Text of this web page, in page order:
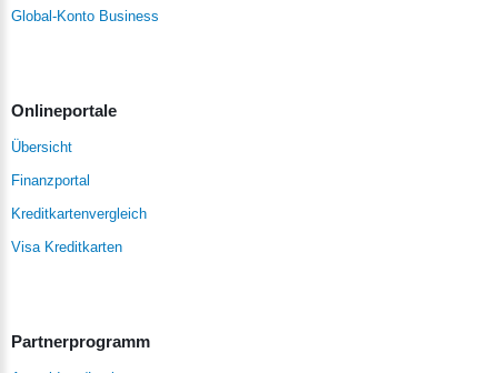
Global-Konto Business
Onlineportale
Übersicht
Finanzportal
Kreditkartenvergleich
Visa Kreditkarten
Partnerprogramm